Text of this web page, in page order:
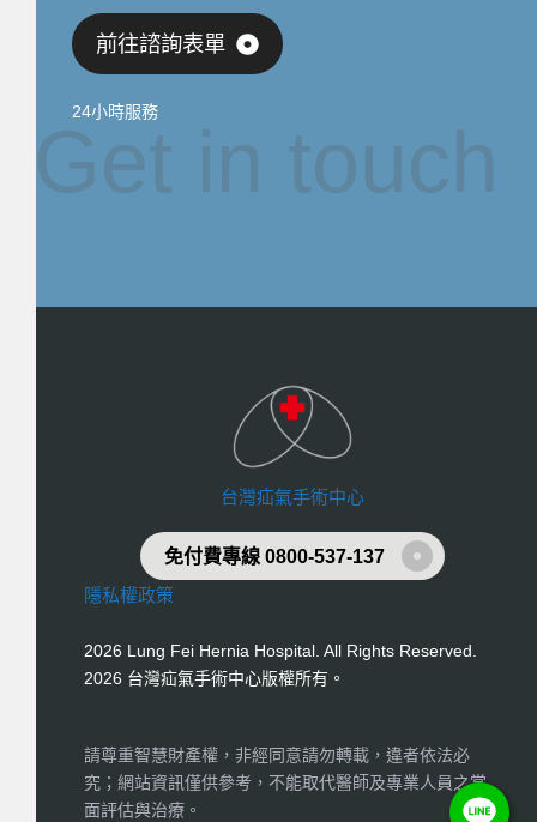
前往諮詢表單
24小時服務
Get in touch
台灣疝氣手術中心
免付費專線 0800-537-137
隱私權政策
2026 Lung Fei Hernia Hospital. All Rights Reserved.
2026 台灣疝氣手術中心版權所有。
請尊重智慧財產權，非經同意請勿轉載，違者依法必
究；網站資訊僅供參考，不能取代醫師及專業人員之當
面評估與治療。